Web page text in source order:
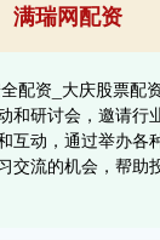
满瑞网配资
配资_大庆股票配
和研讨会，邀请行
互动，通过举办各
交流的机会，帮助